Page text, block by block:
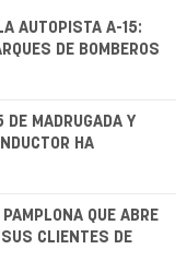
AUTOPISTA A-15:
DE BOMBEROS
MADRUGADA Y
HA
QUE ABRE
CLIENTES DE